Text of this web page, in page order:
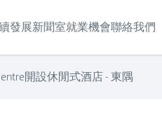
發展新聞室就業機會聯絡我們
開設休閒式酒店 - 東隅